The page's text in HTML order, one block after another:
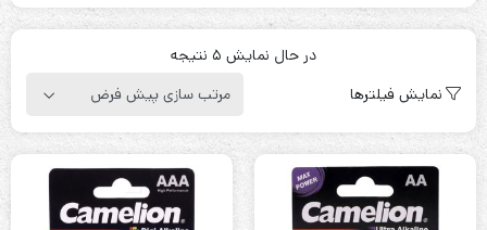
در حال نمایش 5 نتیجه
نمایش فیلترها